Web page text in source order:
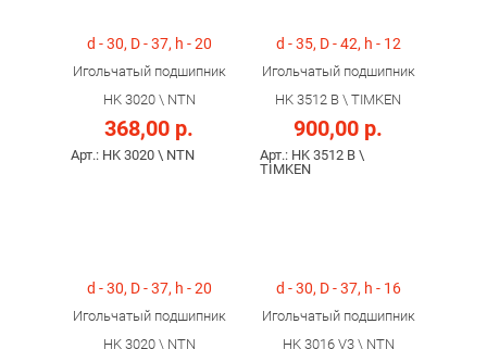
d - 30, D - 37, h - 20
Игольчатый подшипник
HK 3020 \ NTN
368,00 р.
Арт.: HK 3020 \ NTN
d - 35, D - 42, h - 12
Игольчатый подшипник
HK 3512 B \ TIMKEN
900,00 р.
Арт.: HK 3512 B \
TIMKEN
d - 30, D - 37, h - 20
Игольчатый подшипник
HK 3020 \ NTN
d - 30, D - 37, h - 16
Игольчатый подшипник
HK 3016 V3 \ NTN